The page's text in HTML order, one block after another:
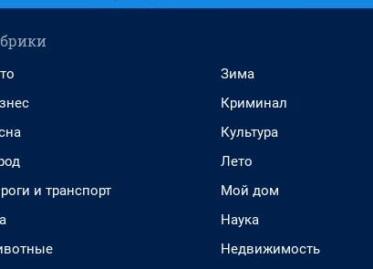
и транспорт
Зима
Криминал
Культура
Лето
Мой дом
Наука
Недвижимость